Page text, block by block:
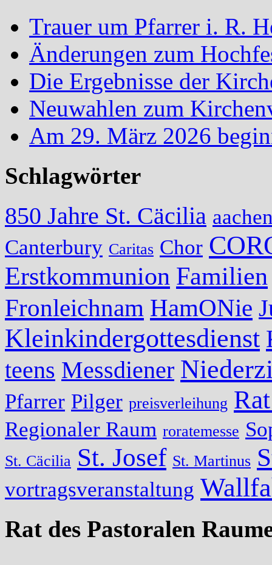
Trauer um Pfarrer i. R.
Änderungen zum
Die Ergebnisse der
Neuwahlen zum
Am 29. März 2026
Schlagwörter
850 Jahre St. Cäcilia
Canterbury Caritas Chor
Erstkommunion Familien
Fronleichnam HamONie
Kleinkindergottesdienst
teens Messdiener
Pfarrer Pilger preisverleihung
Regionaler Raum roratemesse
St. Cäcilia St. Josef St. Martinus
vortragsveranstaltung
Rat des Pastoralen